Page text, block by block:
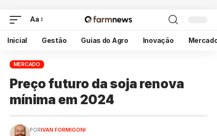
Aa
Inicial Gestão Guias do Agro Inovação
MERCADO
Preço futuro da soja renova
mínima em 2024
PORIVAN FORMIGONI